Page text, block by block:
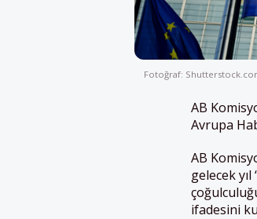
Fotoğraf:
AB
Avrupa H
AB
gelecek
ifadesini